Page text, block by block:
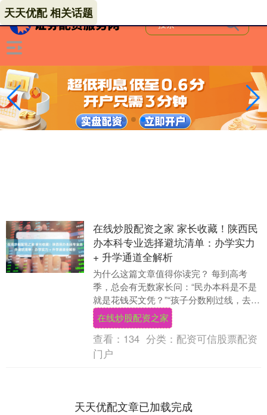
天天优配 相关话题
在线炒股配资之家 家长收藏！陕西民
办本科专业选择避坑清单：办学实力
+ 升学通道全解析
为什么这篇文章值得你读完？ 每到高考
季，总会有无数家长问：“民办本科是不是
就是花钱买文凭？”“孩子分数刚过线，去民
办是不是就废了？” 民办不是坑，选错专
业、选错....
在线炒股配资之家
查看： 134 分类： 配资可信股票配资
门户
天天优配文章已加载完成